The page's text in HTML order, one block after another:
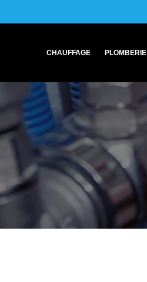
CHAUFFAGE PLOMBERIE